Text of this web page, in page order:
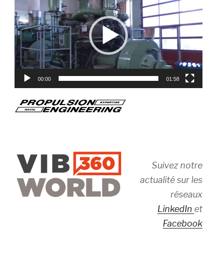
00:00 01:58
Suivez notre
actualité sur les
réseaux
LinkedIn et
Facebook